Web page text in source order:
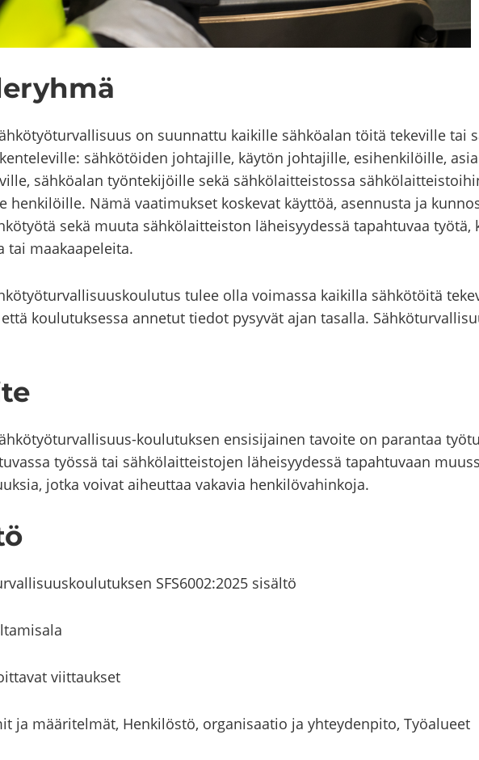
on suun­nat­tu kai­kil­le säh­kö­alan töitä te­ke­vil­le
säh­kö­töi­den joh­ta­jil­le, käy­tön joh­ta­jil­le, esi­hen­ki­löil­le,
säh­kö­alan työn­te­ki­jöil­le sekä säh­kö­lait­teis­tos­sa
hen­ki­löil­le. Nämä vaa­ti­muk­set kos­ke­vat käyt­töä, asen­nus­ta ja
sekä muuta säh­kö­lait­teis­ton lä­hei­syy­des­sä ta­pah­tu­vaa
tai maa­kaa­pe­lei­ta.
tulee olla voi­mas­sa kai­kil­la säh­kö­töi­tä
kou­lu­tuk­ses­sa an­ne­tut tie­dot py­sy­vät ajan ta­sal­la.
​koulutuksen en­si­si­jai­nen ta­voi­te on pa­ran­taa
työs­sä tai säh­kö­lait­teis­to­jen lä­hei­syy­des­sä ta­pah­tu­vaan
jotka voi­vat ai­heut­taa va­ka­via hen­ki­lö­va­hin­ko­ja.
SFS6002:2025 si­säl­tö
viit­tauk­set
ja mää­ri­tel­mät, Hen­ki­lös­tö, or­ga­ni­saa­tio ja yh­tey­den­pi­to, Työ­alu­eet